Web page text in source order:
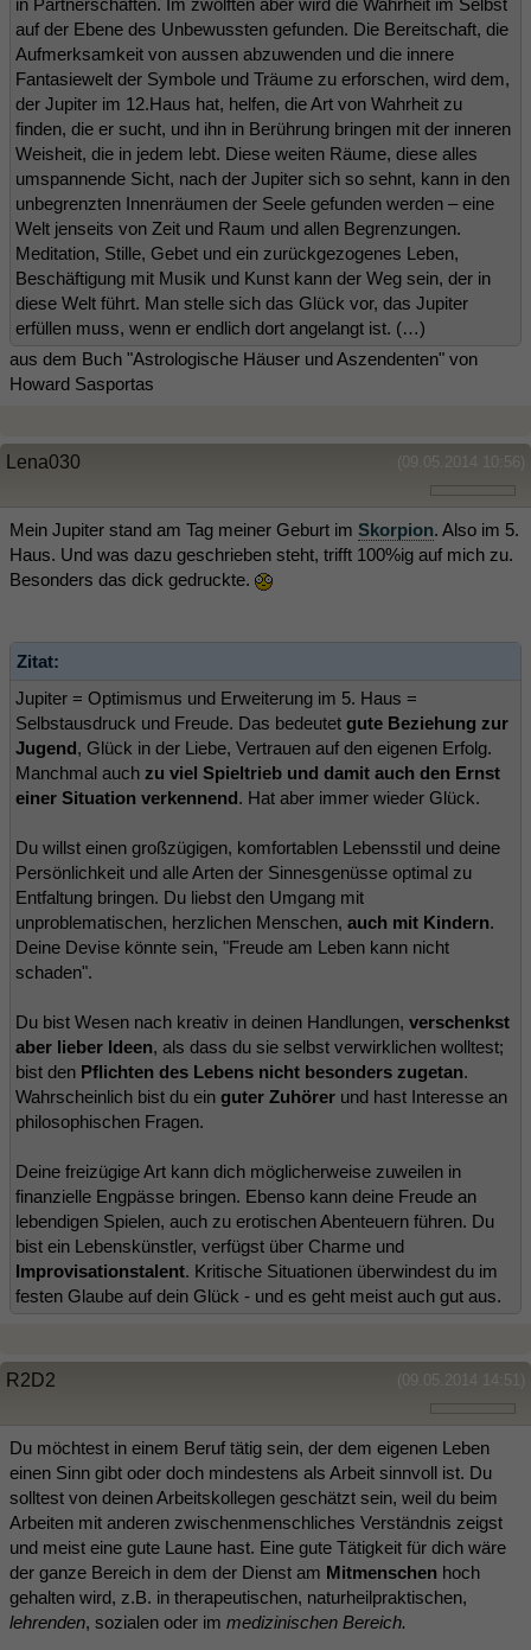
in Partnerschaften. Im zwölften aber wird die Wahrheit im Selbst
auf der Ebene des Unbewussten gefunden. Die Bereitschaft, die
Aufmerksamkeit von aussen abzuwenden und die innere
Fantasiewelt der Symbole und Träume zu erforschen, wird dem,
der Jupiter im 12.Haus hat, helfen, die Art von Wahrheit zu
finden, die er sucht, und ihn in Berührung bringen mit der inneren
Weisheit, die in jedem lebt. Diese weiten Räume, diese alles
umspannende Sicht, nach der Jupiter sich so sehnt, kann in den
unbegrenzten Innenräumen der Seele gefunden werden – eine
Welt jenseits von Zeit und Raum und allen Begrenzungen.
Meditation, Stille, Gebet und ein zurückgezogenes Leben,
Beschäftigung mit Musik und Kunst kann der Weg sein, der in
diese Welt führt. Man stelle sich das Glück vor, das Jupiter
erfüllen muss, wenn er endlich dort angelangt ist. (…)
aus dem Buch "Astrologische Häuser und Aszendenten" von
Howard Sasportas
(09.05.2014 10:56)
Lena030
Mein Jupiter stand am Tag meiner Geburt im Skorpion. Also im 5.
Haus. Und was dazu geschrieben steht, trifft 100%ig auf mich zu.
Besonders das dick gedruckte.
Zitat:
Jupiter = Optimismus und Erweiterung im 5. Haus =
Selbstausdruck und Freude. Das bedeutet gute Beziehung zur
Jugend, Glück in der Liebe, Vertrauen auf den eigenen Erfolg.
Manchmal auch zu viel Spieltrieb und damit auch den Ernst
einer Situation verkennend. Hat aber immer wieder Glück.
Du willst einen großzügigen, komfortablen Lebensstil und deine
Persönlichkeit und alle Arten der Sinnesgenüsse optimal zu
Entfaltung bringen. Du liebst den Umgang mit
unproblematischen, herzlichen Menschen, auch mit Kindern.
Deine Devise könnte sein, "Freude am Leben kann nicht
schaden".
Du bist Wesen nach kreativ in deinen Handlungen, verschenkst
aber lieber Ideen, als dass du sie selbst verwirklichen wolltest;
bist den Pflichten des Lebens nicht besonders zugetan.
Wahrscheinlich bist du ein guter Zuhörer und hast Interesse an
philosophischen Fragen.
Deine freizügige Art kann dich möglicherweise zuweilen in
finanzielle Engpässe bringen. Ebenso kann deine Freude an
lebendigen Spielen, auch zu erotischen Abenteuern führen. Du
bist ein Lebenskünstler, verfügst über Charme und
Improvisationstalent. Kritische Situationen überwindest du im
festen Glaube auf dein Glück - und es geht meist auch gut aus.
(09.05.2014 14:51)
R2D2
Du möchtest in einem Beruf tätig sein, der dem eigenen Leben
einen Sinn gibt oder doch mindestens als Arbeit sinnvoll ist. Du
solltest von deinen Arbeitskollegen geschätzt sein, weil du beim
Arbeiten mit anderen zwischenmenschliches Verständnis zeigst
und meist eine gute Laune hast. Eine gute Tätigkeit für dich wäre
der ganze Bereich in dem der Dienst am Mitmenschen hoch
gehalten wird, z.B. in therapeutischen, naturheilpraktischen,
lehrenden, sozialen oder im medizinischen Bereich.